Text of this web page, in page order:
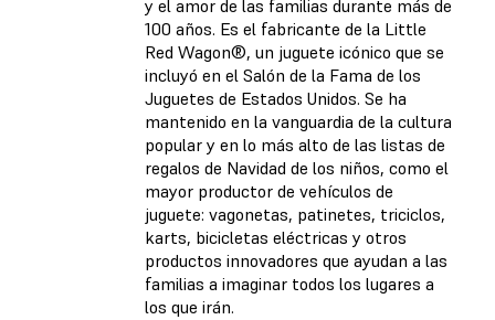
y el amor de las familias durante más de
100 años. Es el fabricante de la Little
Red Wagon®, un juguete icónico que se
incluyó en el Salón de la Fama de los
Juguetes de Estados Unidos. Se ha
mantenido en la vanguardia de la cultura
popular y en lo más alto de las listas de
regalos de Navidad de los niños, como el
mayor productor de vehículos de
juguete: vagonetas, patinetes, triciclos,
karts, bicicletas eléctricas y otros
productos innovadores que ayudan a las
familias a imaginar todos los lugares a
los que irán.